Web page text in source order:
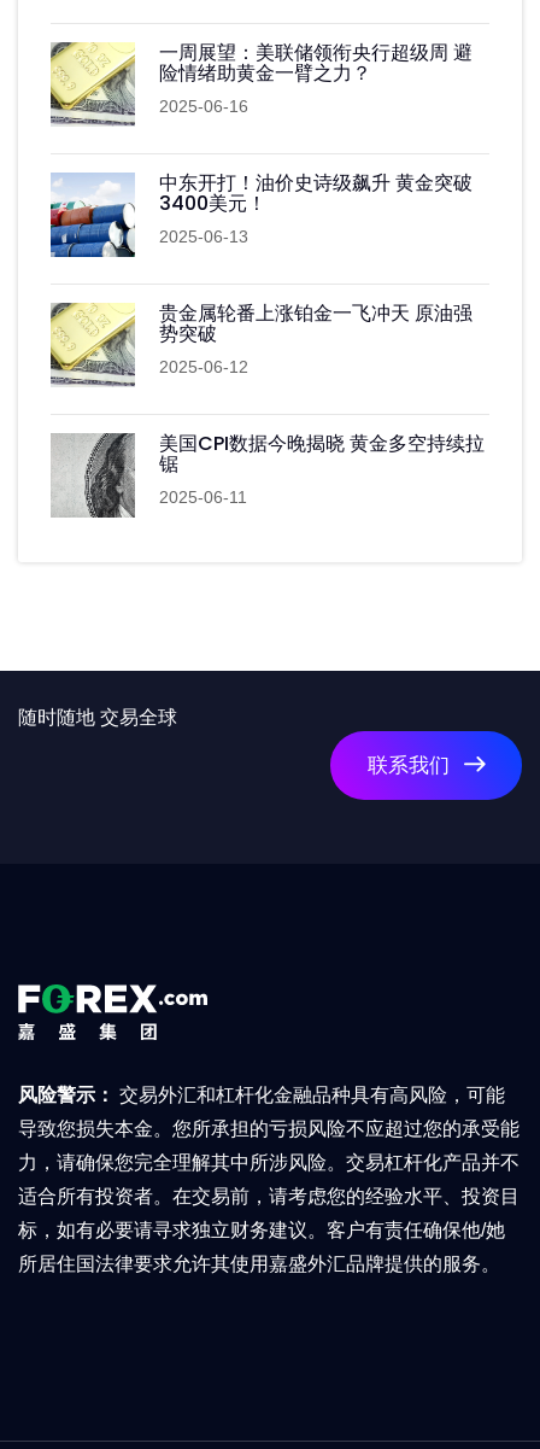
一周展望：美联储领衔央行超级周 避
险情绪助黄金一臂之力？
2025-06-16
中东开打！油价史诗级飙升 黄金突破
3400美元！
2025-06-13
贵金属轮番上涨铂金一飞冲天 原油强
势突破
2025-06-12
美国CPI数据今晚揭晓 黄金多空持续拉
锯
2025-06-11
随时随地 交易全球
联系我们
风险警示： 交易外汇和杠杆化金融品种具有高风险，可能
导致您损失本金。您所承担的亏损风险不应超过您的承受能
力，请确保您完全理解其中所涉风险。交易杠杆化产品并不
适合所有投资者。在交易前，请考虑您的经验水平、投资目
标，如有必要请寻求独立财务建议。客户有责任确保他/她
所居住国法律要求允许其使用嘉盛外汇品牌提供的服务。